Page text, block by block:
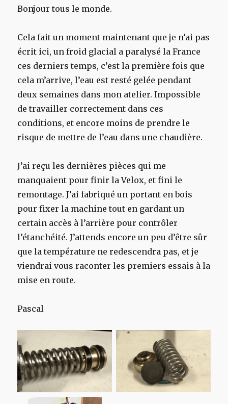
Bonjour tous le monde.
Cela fait un moment maintenant que je n’ai pas
écrit ici, un froid glacial a paralysé la France
ces derniers temps, c’est la première fois que
cela m’arrive, l’eau est resté gelée pendant
deux semaines dans mon atelier. Impossible
de travailler correctement dans ces
conditions, et encore moins de prendre le
risque de mettre de l’eau dans une chaudière.
J’ai reçu les dernières pièces qui me
manquaient pour finir la Velox, et fini le
remontage. J’ai fabriqué un portant en bois
pour fixer la machine tout en gardant un
certain accès à l’arrière pour contrôler
l’étanchéité. J’attends encore un peu d’être sûr
que la température ne redescendra pas, et je
viendrai vous raconter les premiers essais à la
mise en route.
Pascal